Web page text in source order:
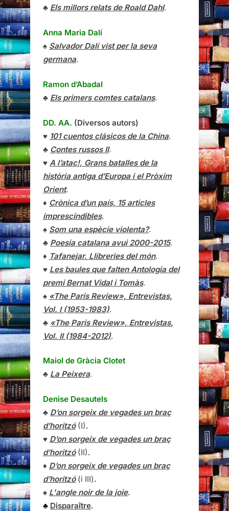
♣ Els millors relats de Roald Dahl.
Anna Maria Dalí
♠ Salvador Dalí vist per la seva
germana.
Ramon d’Abadal
♣ Els primers comtes catalans.
DD. AA. (Diversos autors)
♥ 101 cuentos clásicos de la China.
♣ Contes russos II.
♥ A l’atac!, Grans batalles de la
història antiga d’Europa i el Pròxim
Orient.
♦ Crònica d’un país, 15 articles
imprescindibles.
♠ Som una espècie violenta?.
♣ Poesia catalana avui 2000-2015.
♦ Tafanejar. Llibreries del món.
♥ Les baules que falten Antologia del
premi Bernat Vidal i Tomàs.
♠ «The Paris Review», Entrevistas,
Vol. I (1953-1983).
♣ «The Paris Review», Entrevistas,
Vol. II (1984-2012).
Maiol de Gràcia Clotet
♣ La Peixera.
Denise Desautels
♣ D’on sorgeix de vegades un braç
d’horitzó(I).
♥ D’on sorgeix de vegades un braç
d’horitzó(II).
♦ D’on sorgeix de vegades un braç
d’horitzó(i III).
♠ L'angle noir de la joie.
♣ Disparaître.